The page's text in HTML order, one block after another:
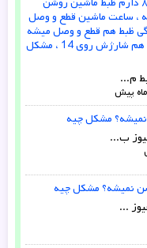
، ساعت ماشین قطع و وصل
ظبط هم قطع و وصل میشه
، ولتاژ باطری چک کردم دینام هم شارژش روی 14 ، مشکل
مشکل چیه
نمیشه؟ مشکل چیه
...